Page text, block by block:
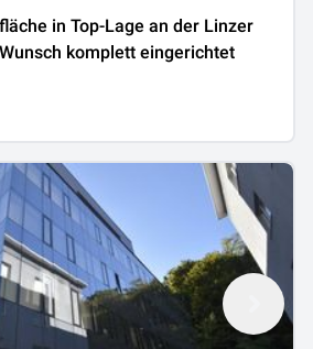
in Top-Lage an der Linzer
komplett eingerichtet